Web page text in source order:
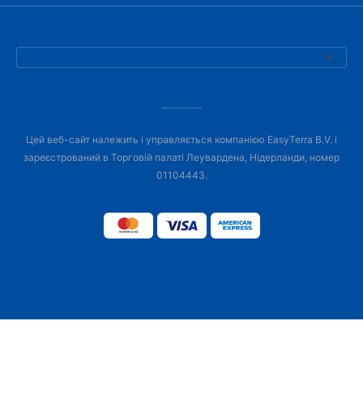
Цей веб-сайт належить і управляється компанією EasyTerra B.V. і
зареєстрований в Торговій палаті Леувардена, Нідерланди, номер
01104443.